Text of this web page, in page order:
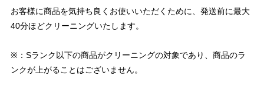
お客様に商品を気持ち良くお使いいただくために、発送前に最大
40分ほどクリーニングいたします。
※：Sランク以下の商品がクリーニングの対象であり、商品のラ
ンクが上がることはございません。